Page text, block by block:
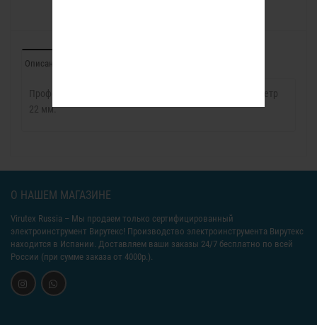
Описание
Профессиональная Прямая фреза с подшипником Диаметр
22 мм.
О НАШЕМ МАГАЗИНЕ
Virutex Russia – Мы продаем только сертифицированный
электроинструмент Вирутекс! Производство электроинструмента Вирутекс
находится в Испании. Доставляем ваши заказы 24/7 бесплатно по всей
России (при сумме заказа от 4000р.).